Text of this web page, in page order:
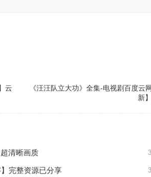
云
《汪汪队立大功》全集-电视剧百度云
新
清晰画质
完整资源已分享